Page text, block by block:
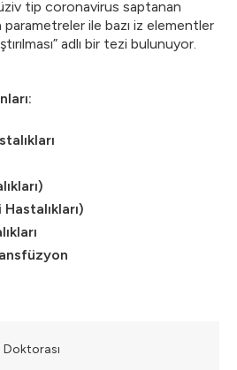
tip coronavirus saptanan
parametreler ile bazı iz elementler
adlı bir tezi bulunuyor.
Doktorası